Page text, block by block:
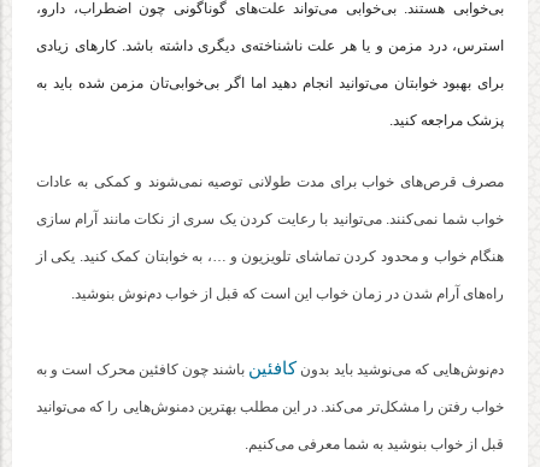
بی‌خوابی هستند. بی‌خوابی می‌تواند علت‌های گوناگونی چون اضطراب، دارو،
استرس، درد مزمن و یا هر علت ناشناخته‌ی دیگری داشته باشد. کارهای زیادی
برای بهبود خوابتان می‌توانید انجام دهید اما اگر بی‌خوابی‌تان مزمن شده باید به
پزشک مراجعه کنید.
مصرف قرص‌های خواب برای مدت طولانی توصیه نمی‌شوند و کمکی به عادات
خواب شما نمی‌کنند. می‌توانید با رعایت کردن یک سری از نکات مانند آرام سازی
هنگام خواب و محدود کردن تماشای تلویزیون و …، به خوابتان کمک کنید. یکی از
راه‌های آرام شدن در زمان خواب این است که قبل از خواب دم‌نوش بنوشید.
دم‌نوش‌هایی که می‌نوشید باید بدون کافئین باشند چون کافئین محرک است و به
خواب رفتن را مشکل‌تر می‌کند. در این مطلب بهترین دمنوش‌هایی را که می‌توانید
قبل از خواب بنوشید به شما معرفی می‌کنیم.